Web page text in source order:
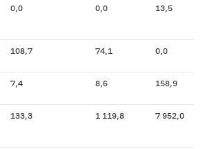
0,0 0,0 13,5
108,7 74,1 0,0
7,4 8,6 158,9
133,3 1 119,8 7 952,0